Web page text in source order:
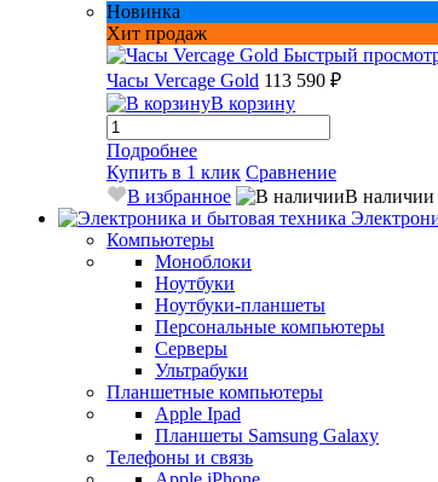
Новинка
Хит продаж
Быстрый
Часы Vercage Gold 113 590 ₽
В корзину
Подробнее
Купить в 1 клик Сравнение
В избранное
В наличии
Компьютеры
Моноблоки
Ноутбуки
Ноутбуки-планшеты
Персональные компьютеры
Серверы
Ультрабуки
Планшетные компьютеры
Apple Ipad
Планшеты Samsung Galaxy
Телефоны и связь